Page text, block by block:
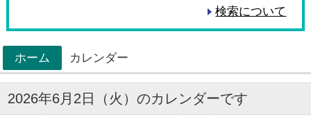
検索について
ホーム
>
カレンダー
2026年6月2日（火）のカレンダーです